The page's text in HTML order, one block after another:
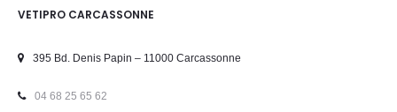
VETIPRO CARCASSONNE
395 Bd. Denis Papin – 11000 Carcassonne
04 68 25 65 62